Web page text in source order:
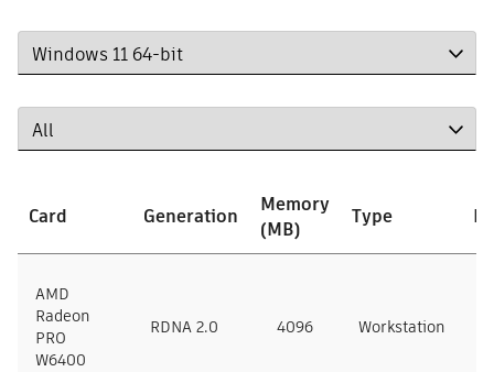
Card Generation
Memory
(MB)
Type
AMD
Radeon
PRO
W6400
RDNA 2.0 4096 Workstation